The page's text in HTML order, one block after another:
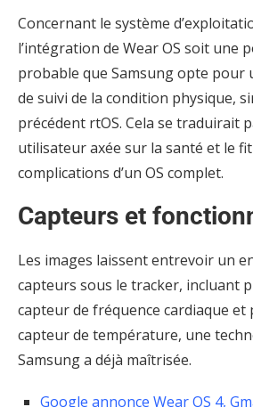
Concernant le système
l’intégration de Wear OS soit une
probable que Samsung opte pour
de suivi de la condition physique,
précédent rtOS. Cela se traduirait
utilisateur axée sur la santé et le
complications d’un OS complet.
Capteurs et
Les images laissent entrevoir un
capteurs sous le tracker, incluant
capteur de fréquence cardiaque
capteur de température, une
Samsung a déjà maîtrisée.
Google annonce Wear OS 4,